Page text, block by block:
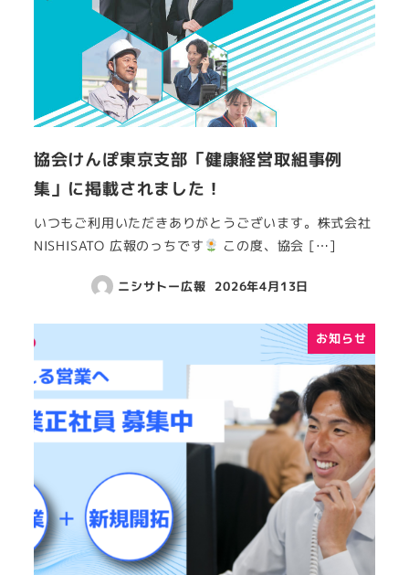
協会けんぽ東京支部「健康経営取組事例
集」に掲載されました！
いつもご利用いただきありがとうございます。株式会社
NISHISATO 広報のっちです
この度、協会 […]
ニシサトー広報 2026年4月13日
お知らせ